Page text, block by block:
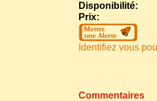
Disponibilité:
Prix:
Identifiez vous
Commentaires